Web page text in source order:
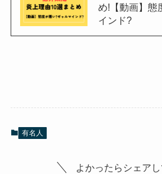
め!【動画】態
インド?
有名人
よかったらシェアし